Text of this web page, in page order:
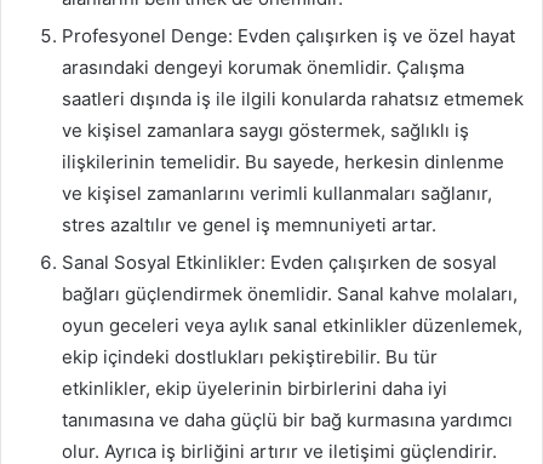
Profesyonel Denge: Evden çalışırken iş ve özel hayat
arasındaki dengeyi korumak önemlidir. Çalışma
saatleri dışında iş ile ilgili konularda rahatsız etmemek
ve kişisel zamanlara saygı göstermek, sağlıklı iş
ilişkilerinin temelidir. Bu sayede, herkesin dinlenme
ve kişisel zamanlarını verimli kullanmaları sağlanır,
stres azaltılır ve genel iş memnuniyeti artar.
Sanal Sosyal Etkinlikler: Evden çalışırken de sosyal
bağları güçlendirmek önemlidir. Sanal kahve molaları,
oyun geceleri veya aylık sanal etkinlikler düzenlemek,
ekip içindeki dostlukları pekiştirebilir. Bu tür
etkinlikler, ekip üyelerinin birbirlerini daha iyi
tanımasına ve daha güçlü bir bağ kurmasına yardımcı
olur. Ayrıca iş birliğini artırır ve iletişimi güçlendirir.